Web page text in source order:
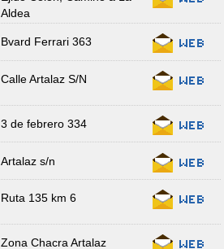
Aldea
Bvard Ferrari 363
Calle Artalaz S/N
3 de febrero 334
Artalaz s/n
Ruta 135 km 6
Zona Chacra Artalaz